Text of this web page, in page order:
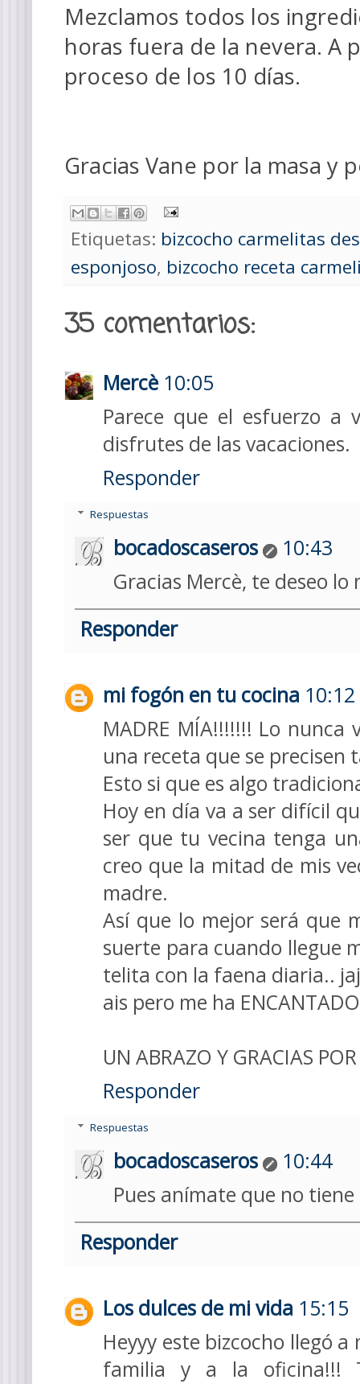
Mezclamos todos los
horas fuera de la nevera. A
proceso de los 10 días.
Gracias Vane por la masa y
Etiquetas: bizcocho carmelitas
esponjoso, bizcocho receta
35 comentarios:
Mercè 10:05
Parece que el esfuerzo a
disfrutes de las vacaciones.
Responder
Respuestas
bocadoscaseros
10:43
Gracias Mercè, te deseo lo
Responder
mi fogón en tu cocina 10:12
MADRE MÍA!!!!!!! Lo
una receta que se precisen
Esto si que es algo
Hoy en día va a ser difícil
ser que tu vecina tenga
creo que la mitad de mis
madre.
Así que lo mejor será que
suerte para cuando llegue
telita con la faena diaria..
ais pero me ha
UN ABRAZO Y GRACIAS
Responder
Respuestas
bocadoscaseros
10:44
Pues anímate que no
Responder
Los dulces de mi vida 15:15
Heyyy este bizcocho llegó
familia y a la oficina!!!